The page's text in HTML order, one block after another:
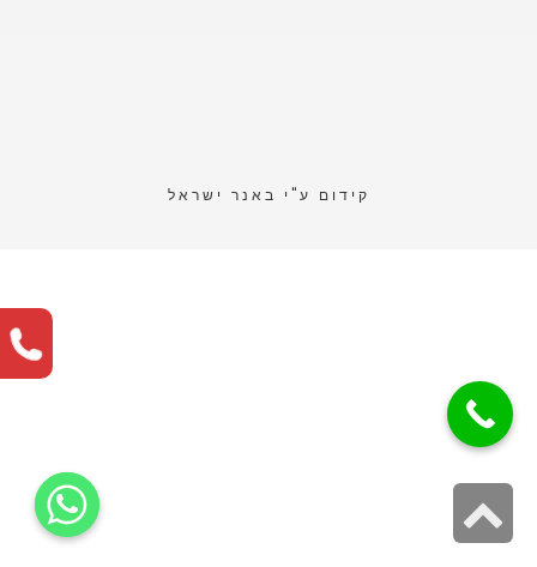
קידום ע"י באנר ישראל
לראש